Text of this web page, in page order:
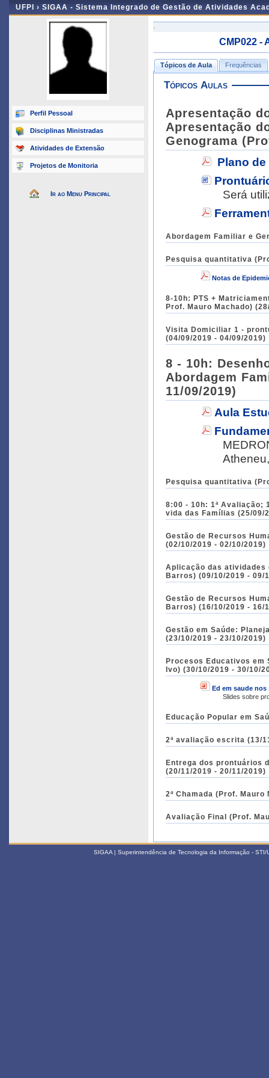
UFPI › SIGAA - Sistema Integrado de Gestão de Atividades
Perfil Pessoal
Disciplinas Ministradas
Atividades de Extensão
Projetos de Monitoria
Ir ao Menu Principal
-
CMP022 -
Tópicos de Aula Frequências
Tópicos Aulas
Apresentação
Apresentação
Genograma
Plano de
Será
Abordagem Familiar e
Pesquisa quantitativa
Notas de
8-10h: PTS +
Prof. Mauro Machado)
Visita Domiciliar 1 -
(04/09/2019 - 04/09/2019)
8 - 10h: Desenhos de estudos; 10:30 - 12:00h:
Abordagem
11/09/2019)
Aula
Pesquisa quantitativa
8:00 - 10h: 1ª Avaliação;
vida das Famílias (25/09/
Gestão de Recursos
(02/10/2019 - 02/10/2019)
Aplicação das atividades
Barros) (09/10/2019 - 09/
Gestão de Recursos
Barros) (16/10/2019 - 16/
Gestão em Saúde:
(23/10/2019 - 23/10/2019)
Procesos Educativos em
Ivo) (30/10/2019 - 30/10/
Ed em saude nos
Slides sobre
Educação Popular em
2ª avaliação escrita (13/
Entrega dos prontuários
(20/11/2019 - 20/11/2019)
2ª Chamada (Prof.
Avaliação Final (Prof.
SIGAA | Superintendência de Tecnologia da Informação -